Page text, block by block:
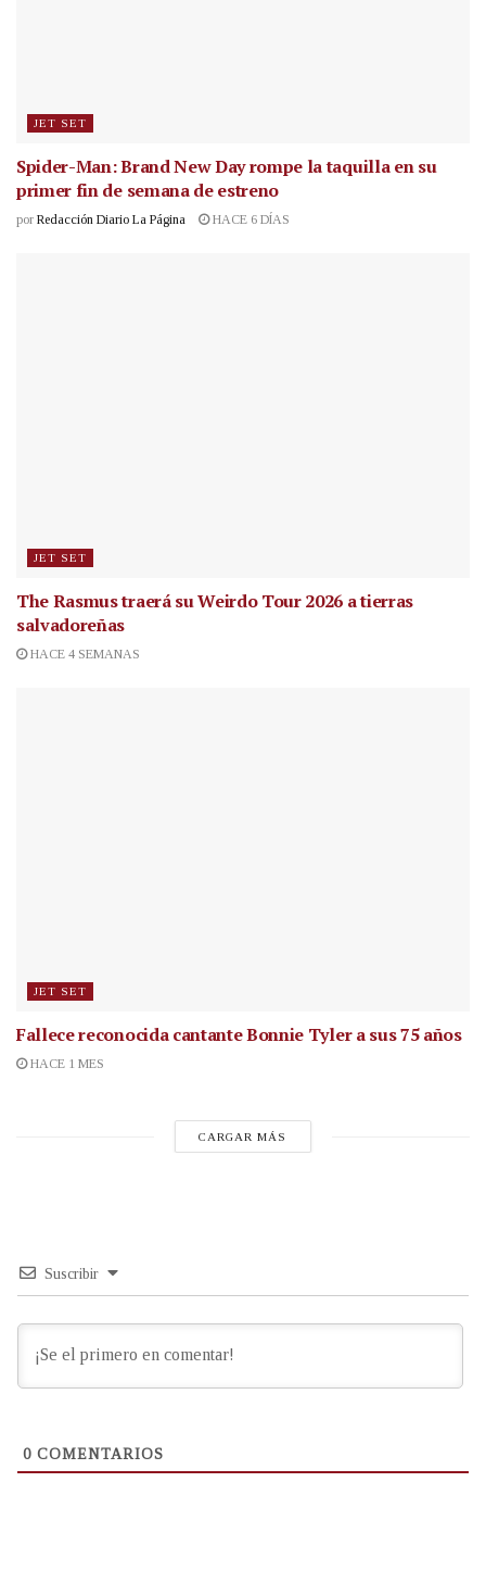
JET SET
Spider-Man: Brand New Day rompe la taquilla en su
primer fin de semana de estreno
por Redacción Diario La Página HACE 6 DÍAS
JET SET
The Rasmus traerá su Weirdo Tour 2026 a tierras
salvadoreñas
HACE 4 SEMANAS
JET SET
Fallece reconocida cantanteBonnie Tyler a sus 75 años
HACE 1 MES
CARGAR MÁS
Suscribir
0 COMENTARIOS